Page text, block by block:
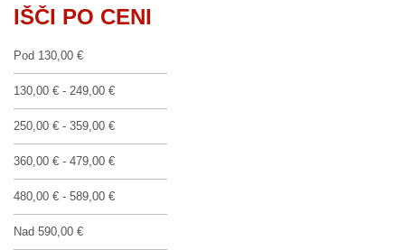
IŠČI PO CENI
Pod 130,00 €
130,00 € - 249,00 €
250,00 € - 359,00 €
360,00 € - 479,00 €
480,00 € - 589,00 €
Nad 590,00 €